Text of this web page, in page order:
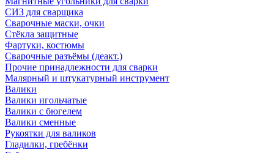
СИЗ для сварщика
Сварочные маски, очки
Стёкла защитные
Фартуки, костюмы
Сварочные разъёмы (деакт.)
Прочие принадлежности для сварки
Малярный и штукатурный инструмент
Валики
Валики игольчатые
Валики с бюгелем
Валики сменные
Рукоятки для валиков
Гладилки, гребёнки